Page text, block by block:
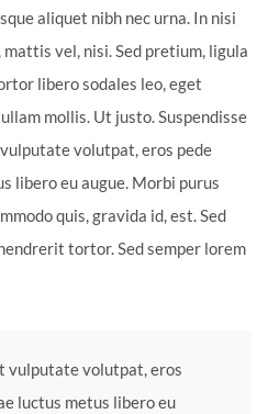
aliquet nibh nec urna. In nisi
vel, nisi. Sed pretium, ligula
libero sodales leo, eget
mollis. Ut justo. Suspendisse
volutpat, eros pede
libero eu augue. Morbi purus
quis, gravida id, est. Sed
tortor. Sed semper lorem
vulputate volutpat, eros
luctus metus libero eu